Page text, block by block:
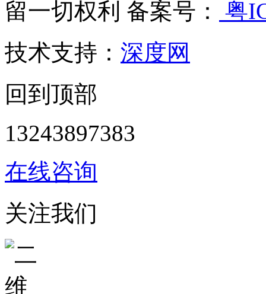
留一切权利 备案号：
粤
技术支持： 深度网
回到顶部
13243897383
在线咨询
关注我们